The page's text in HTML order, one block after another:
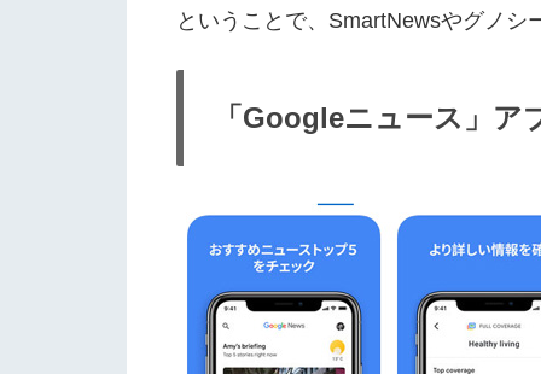
ということで、SmartNewsやグノ
「Googleニュース」ア